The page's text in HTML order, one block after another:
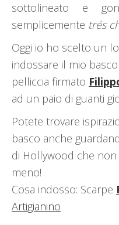
sottolineato e
semplicemente trés
Oggi io ho scelto un
indossare il mio
pelliccia firmato
ad un paio di guanti
Potete trovare
basco anche
di Hollywood che
meno!
Cosa indosso: Scarpe
Artigianino